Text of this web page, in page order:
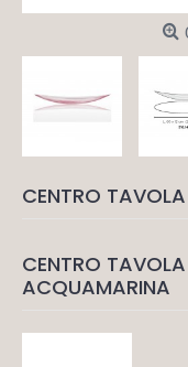
CENTRO TAVOLA
CENTRO
ACQUAMARINA